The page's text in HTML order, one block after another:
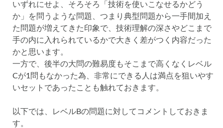
いずれにせよ、そろそろ「技術を使いこなせるかどう
か」を問うような問題、つまり典型問題から一手間加え
た問題が増えてきた印象で、技術理解の深さやどこまで
手の内に入れられているかで大きく差がつく内容だった
かと思います。
一方で、後半の大問の難易度もそこまで高くなくレベル
Cが1問もなかった為、非常にできる人は満点を狙いやす
いセットであったことも触れておきます。
以下では、レベルBの問題に対してコメントしておきま
す。